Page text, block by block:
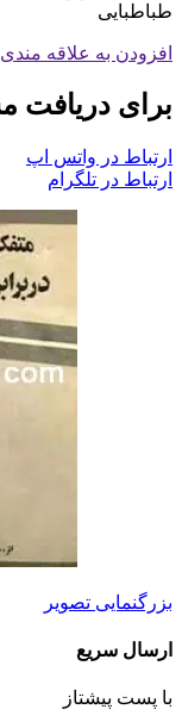
طباطبایی
افزودن به علاقه مندی
برای دریافت
ارتباط در واتس اپ
ارتباط در تلگرام
بزرگنمایی تصویر
ارسال سریع
با پست پیشتاز